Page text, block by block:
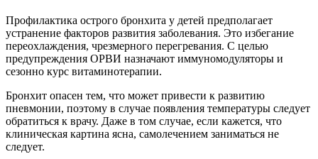
Профилактика острого бронхита у детей предполагает
устранение факторов развития заболевания. Это избегание
переохлаждения, чрезмерного перегревания. С целью
предупреждения ОРВИ назначают иммуномодуляторы и
сезонно курс витаминотерапии.
Бронхит опасен тем, что может привести к развитию
пневмонии, поэтому в случае появления температуры следует
обратиться к врачу. Даже в том случае, если кажется, что
клиническая картина ясна, самолечением заниматься не
следует.